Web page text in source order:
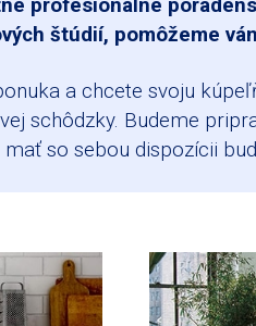
profesionálne
štúdií, pomôžeme
a chcete svoju
schôdzky. Budeme
so sebou dispozícii